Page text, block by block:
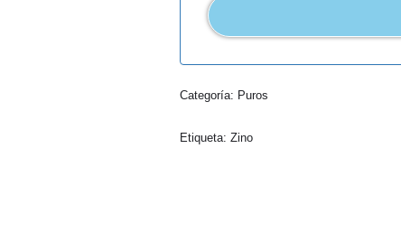
Categoría: Puros
Etiqueta:Zino